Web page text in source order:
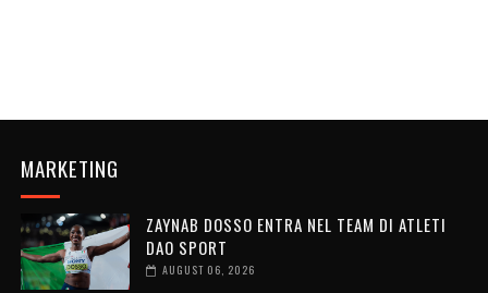
MARKETING
ZAYNAB DOSSO ENTRA NEL TEAM DI ATLETI
DAO SPORT
AUGUST 06, 2026